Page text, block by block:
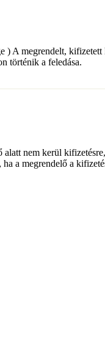
) A megrendelt,
történik a feledása.
nem kerül
a megrendelő a